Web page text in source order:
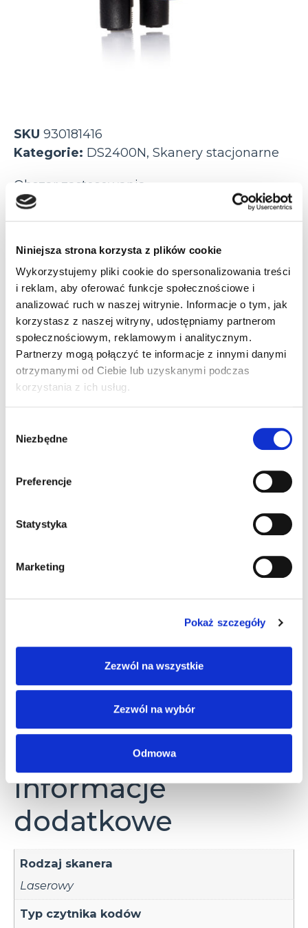
Niniejsza strona korzysta z plików cookie
Wykorzystujemy pliki cookie do spersonalizowania treści
i reklam, aby oferować funkcje społecznościowe i
analizować ruch w naszej witrynie. Informacje o tym, jak
korzystasz z naszej witryny, udostępniamy partnerom
społecznościowym, reklamowym i analitycznym.
Partnerzy mogą połączyć te informacje z innymi danymi
otrzymanymi od Ciebie lub uzyskanymi podczas
korzystania z ich usług.
zgody
Niezbędne
Preferencje
Statystyka
Marketing
Pokaż szczegóły
Zezwól na wszystkie
Zezwól na wybór
Odmowa
SKU 930181416
Kategorie: DS2400N, Skanery stacjonarne
Obszar zastosowania
logistyka
Odległość odczytu
do 22 cm
do 30 cm
do 60 cm
Przewód komunikacyjny
Nie
Tak
kody gęste
Sposób komunikacji
Profinet
Informacje dodatkowe Akcesoria
Informacje
dodatkowe
Rodzaj skanera
Laserowy
Typ czytnika kodów